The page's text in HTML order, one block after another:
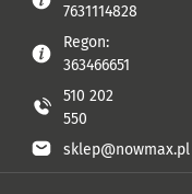
7631114828
Regon:
363466651
510 202
550
sklep@nowmax.pl